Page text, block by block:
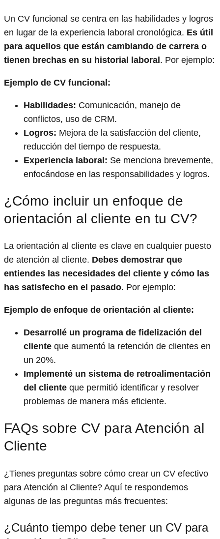
Un CV funcional se centra en las habilidades y logros
en lugar de la experiencia laboral cronológica. Es útil
para aquellos que están cambiando de carrera o
tienen brechas en su historial laboral. Por ejemplo:
Ejemplo de CV funcional:
Habilidades: Comunicación, manejo de
conflictos, uso de CRM.
Logros: Mejora de la satisfacción del cliente,
reducción del tiempo de respuesta.
Experiencia laboral: Se menciona brevemente,
enfocándose en las responsabilidades y logros.
¿Cómo incluir un enfoque de
orientación al cliente en tu CV?
La orientación al cliente es clave en cualquier puesto
de atención al cliente. Debes demostrar que
entiendes las necesidades del cliente y cómo las
has satisfecho en el pasado. Por ejemplo:
Ejemplo de enfoque de orientación al cliente:
Desarrollé un programa de fidelización del
cliente que aumentó la retención de clientes en
un 20%.
Implementé un sistema de retroalimentación
del cliente que permitió identificar y resolver
problemas de manera más eficiente.
FAQs sobre CV para Atención al
Cliente
¿Tienes preguntas sobre cómo crear un CV efectivo
para Atención al Cliente? Aquí te respondemos
algunas de las preguntas más frecuentes:
¿Cuánto tiempo debe tener un CV para